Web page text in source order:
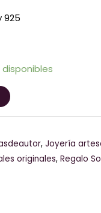
925
disponibles
,Joyería
originales,Regalo